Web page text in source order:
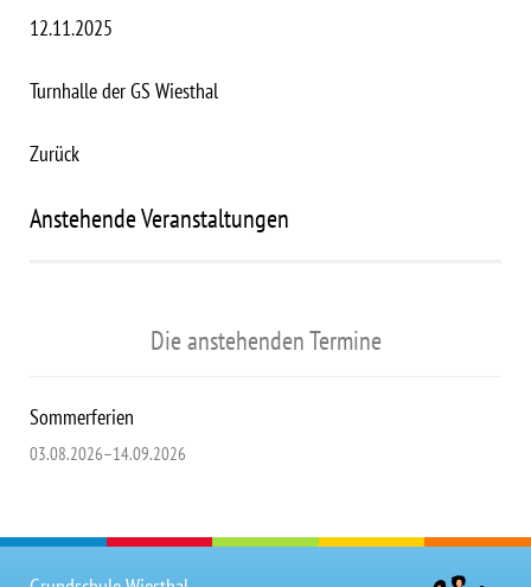
12.11.2025
Turnhalle der GS Wiesthal
Zurück
Anstehende Veranstaltungen
Die anstehenden Termine
Sommerferien
03.08.2026–14.09.2026